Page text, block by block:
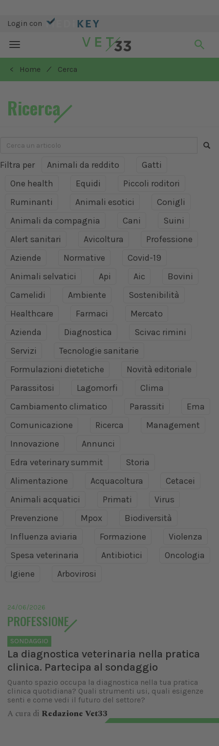
Login con
Toggle
navigation
< Home
/ Cerca
Ricerca
Filtra per Animali da reddito
Gatti
One health
Equidi
Piccoli roditori
Ruminanti
Animali esotici
Conigli
Animali da compagnia
Cani
Suini
Alert sanitari
Avicoltura
Professione
Aziende
Normative
Covid-19
Animali selvatici
Api Aic
Bovini
Camelidi
Ambiente
Sostenibilità
Healthcare
Farmaci
Mercato
Azienda
Diagnostica
Scivac rimini
Servizi
Tecnologie sanitarie
Formulazioni dietetiche
Novità editoriale
Parassitosi
Lagomorfi
Clima
Cambiamento climatico
Parassiti
Ema
Comunicazione
Ricerca
Management
Innovazione
Annunci
Edra veterinary summit
Storia
Alimentazione
Acquacoltura
Cetacei
Animali acquatici
Primati
Virus
Prevenzione
Mpox
Biodiversità
Influenza aviaria
Formazione
Violenza
Spesa veterinaria
Antibiotici
Oncologia
Igiene
Arbovirosi
24/06/2026
PROFESSIONE
SONDAGGIO
La diagnostica veterinaria nella pratica
clinica. Partecipa al sondaggio
Quanto spazio occupa la diagnostica nella tua pratica
clinica quotidiana? Quali strumenti usi, quali esigenze
senti e come vedi il futuro del settore?
A cura di Redazione Vet33